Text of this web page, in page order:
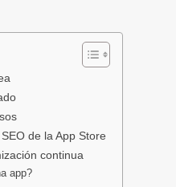
de la App Store
continua
app?